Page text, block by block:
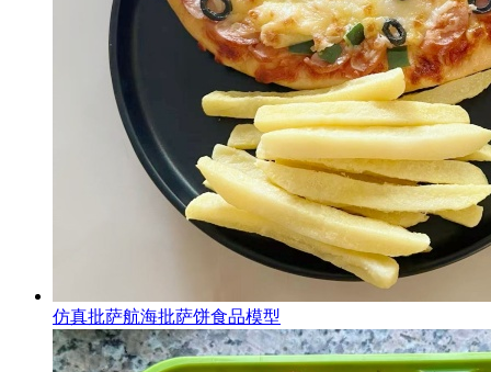
仿真批萨航海批萨饼食品模型